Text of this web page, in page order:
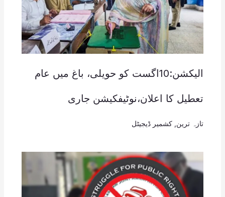
الیکشن:10اگست کو حویلی، باغ میں عام
تعطیل کا اعلان،نوٹیفکیشن جاری
تازہ ترین کشمیر ڈیجیٹل